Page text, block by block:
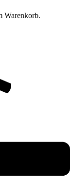
Warenkorb.